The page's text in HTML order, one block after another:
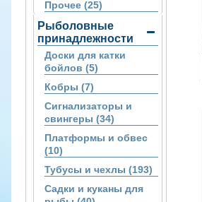
Прочее (25)
Рыболовные
принадлежности
Доски для катки
бойлов (5)
Кобры (7)
Сигнализаторы и
свингеры (34)
Платформы и обвес
(10)
Тубусы и чехлы (193)
Садки и куканы для